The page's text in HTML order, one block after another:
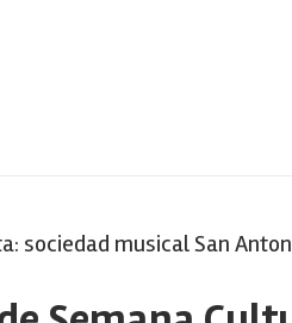
sociedad musical San